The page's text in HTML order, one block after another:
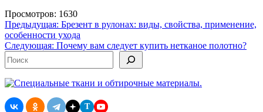
Просмотров: 1630
Навигация
по
записям
Предыдущая: Брезент в рулонах: виды, свойства, применение,
особенности ухода
Следующая: Почему вам следует купить нетканое полотно?
Поиск
T